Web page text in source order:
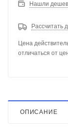
Нашли
Рассчитать
Цена
отличаться от
ОПИСАНИЕ